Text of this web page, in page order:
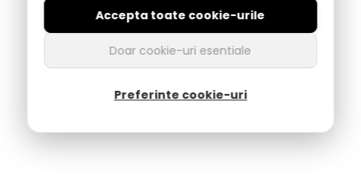
Accepta toate cookie-urile
Doar cookie-uri esentiale
Preferinte cookie-uri